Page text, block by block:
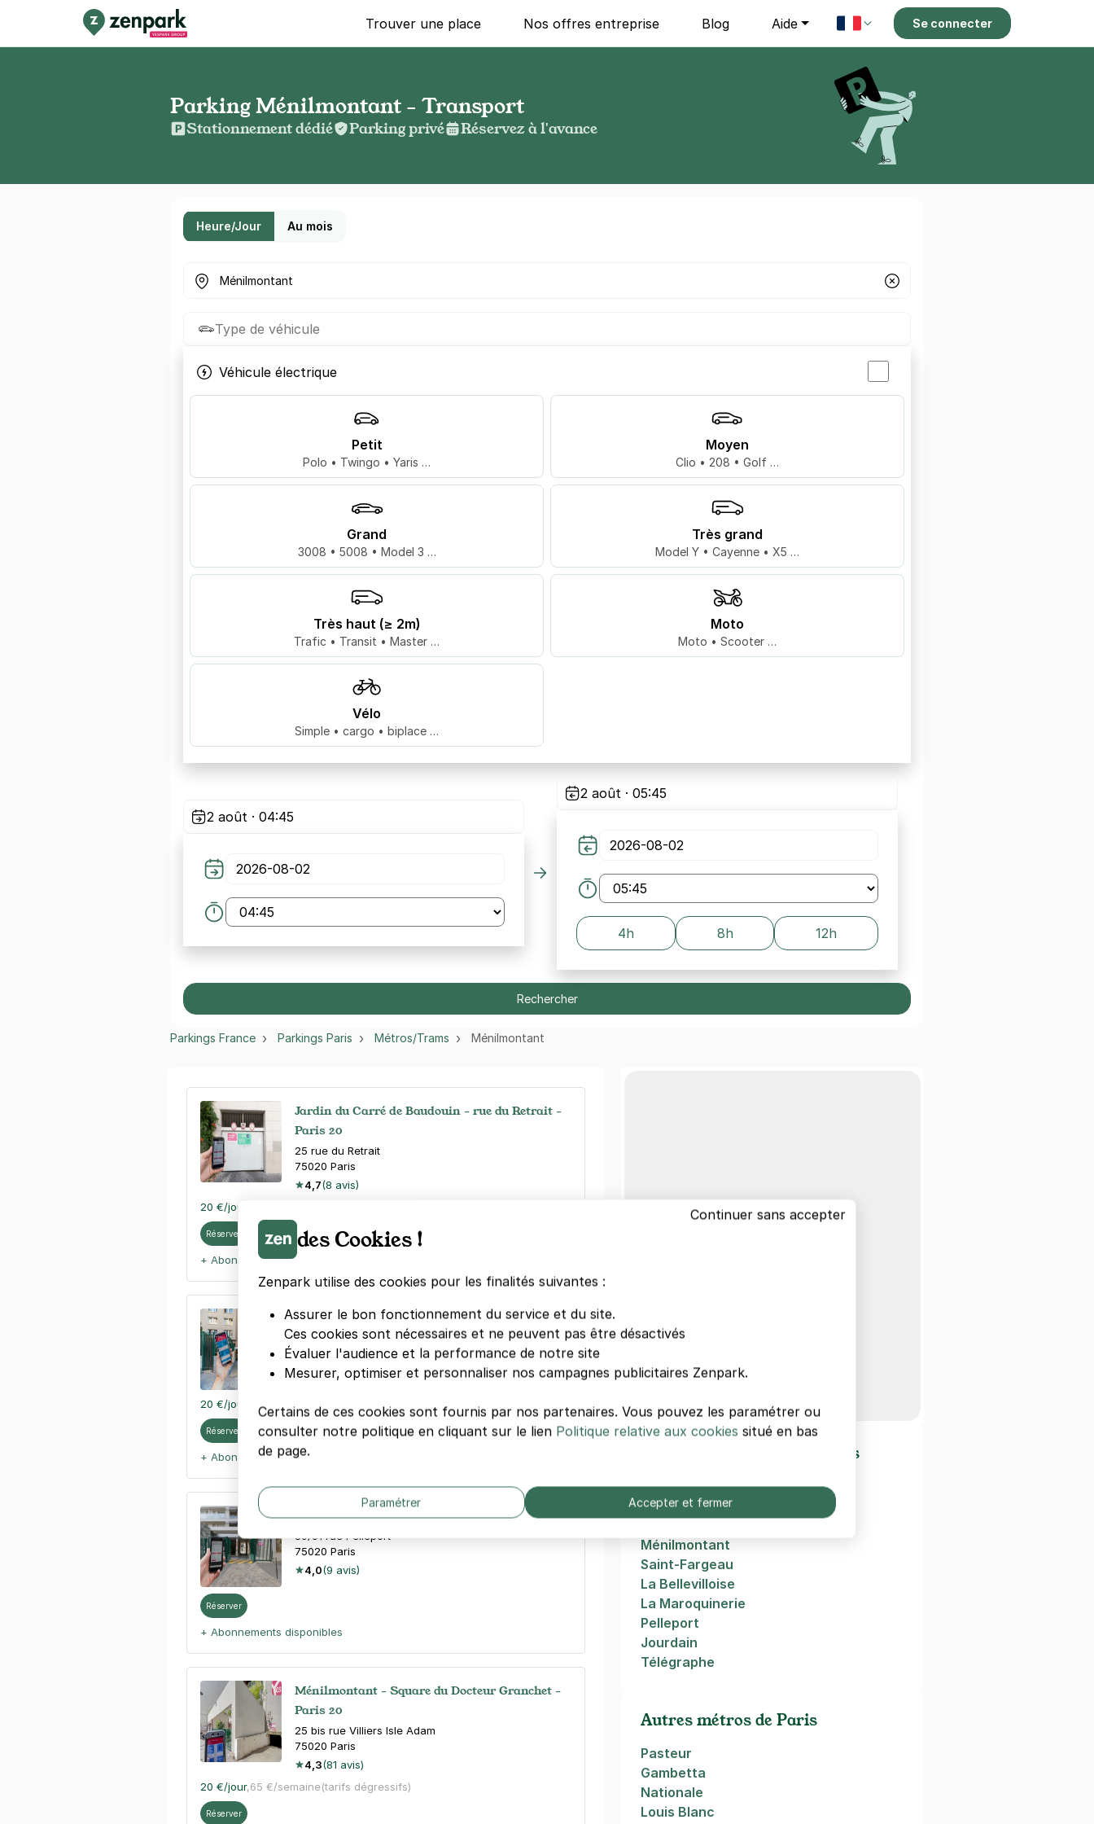
Trouver une place Nos offres entreprise Blog Aide Se connecter
Parking Ménilmontant - Transport
Stationnement dédié Parking privé Réservez à l'avance
Heure/Jour Au mois
Où cherchez-vous un parking ?
Type de véhicule
Véhicule électrique
Petit
Polo • Twingo • Yaris …
Moyen
Clio • 208 • Golf …
Grand
3008 • 5008 • Model 3 …
Très grand
Model Y • Cayenne • X5 …
Très haut (≥ 2m)
Trafic • Transit • Master …
Moto
Moto • Scooter …
Vélo
Simple • cargo • biplace …
2 août · 04:45
2 août · 05:45
4h 8h 12h
Rechercher
Parkings France Parkings Paris Métros/Trams Ménilmontant
Jardin du Carré de Baudouin - rue du Retrait -
Paris 20
25 rue du Retrait
75020 Paris
4,7(8 avis)
20 €/jour
Réserver
+ Abonnements disponibles
Ménilmontant - Amandiers - Paris 20
10 rue d'Annam
75020Paris
4,2(120 avis)
20 €/jour 65 €/semaine (tarifs dégressifs)
Réserver
+ Abonnements disponibles
Paris - Ménilmontant - Pelleport
89/91 rue Pelleport
75020 Paris
4,0(9 avis)
Réserver
+ Abonnements disponibles
Ménilmontant - Square du Docteur Granchet -
Paris 20
25 bis rue Villiers Isle Adam
75020 Paris
4,3(81 avis)
20 €/jour,65 €/semaine(tarifs dégressifs)
Réserver
Autre lieux d'intérêts à Paris
Père Lachaise
Parc de Belleville
Ménilmontant
Saint-Fargeau
La Bellevilloise
La Maroquinerie
Pelleport
Jourdain
Télégraphe
Autres métros de Paris
Pasteur
Gambetta
Nationale
Louis Blanc
Continuer sans accepter
des Cookies !
Zenpark utilise des cookies pour les finalités suivantes :
Assurer le bon fonctionnement du service et du site.
Ces cookies sont nécessaires et ne peuvent pas être désactivés
Évaluer l'audience et la performance de notre site
Mesurer, optimiser et personnaliser nos campagnes publicitaires Zenpark.
Certains de ces cookies sont fournis par nos partenaires. Vous pouvez les paramétrer ou
consulter notre politique en cliquant sur le lien Politique relative aux cookies situé en bas
de page.
Paramétrer Accepter et fermer